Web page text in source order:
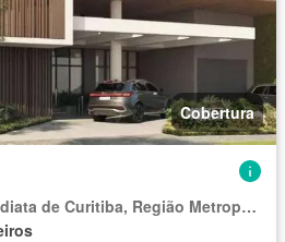
Cobertura
Região Geográfica Imediata de Curitiba, Região Metropolitana de Curitiba